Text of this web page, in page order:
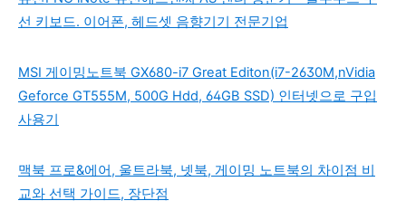
선 키보드. 이어폰, 헤드셋 음향기기 전문기업
MSI 게이밍노트북 GX680-i7 Great Editon(i7-2630M,nVidia
Geforce GT555M, 500G Hdd, 64GB SSD) 인터넷으로 구입
사용기
맥북 프로&에어, 울트라북, 넷북, 게이밍 노트북의 차이점 비
교와 선택 가이드, 장단점